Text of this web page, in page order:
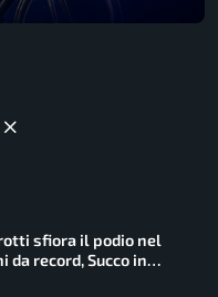
sfiora il podio nel
record, Succo in